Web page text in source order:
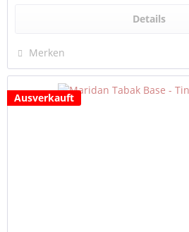
Details
Merken
Ausverkauft